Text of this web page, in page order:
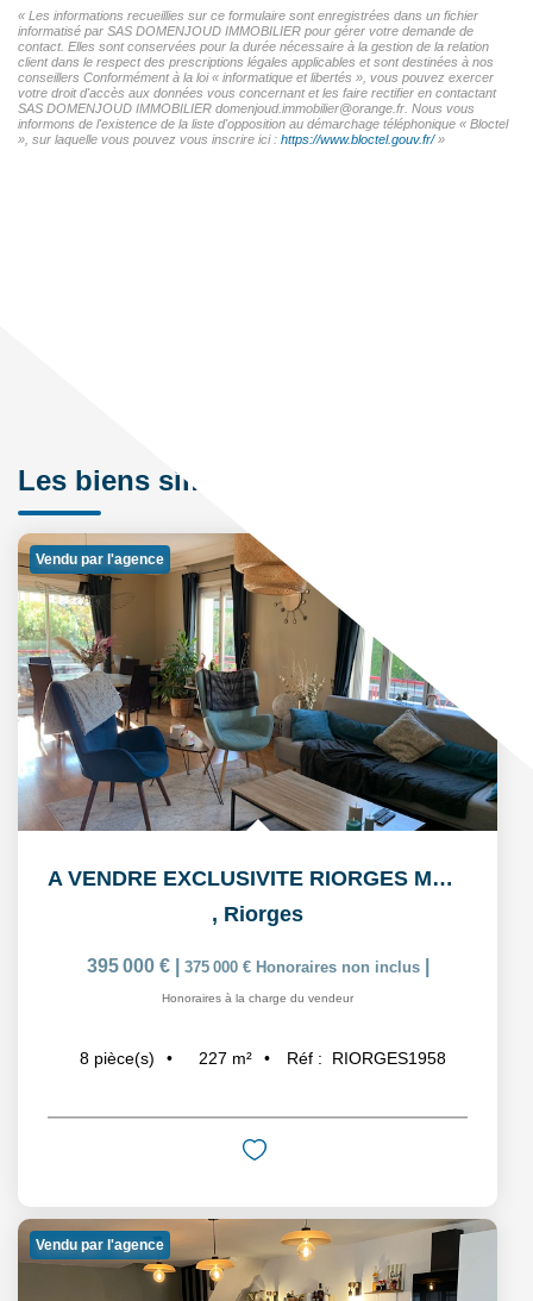
« Les informations recueillies sur ce formulaire sont enregistrées dans un fichier
informatisé par SAS DOMENJOUD IMMOBILIER pour gérer votre demande de
contact. Elles sont conservées pour la durée nécessaire à la gestion de la relation
client dans le respect des prescriptions légales applicables et sont destinées à nos
conseillers Conformément à la loi « informatique et libertés », vous pouvez exercer
votre droit d'accès aux données vous concernant et les faire rectifier en contactant
SAS DOMENJOUD IMMOBILIER domenjoud.immobilier@orange.fr. Nous vous
informons de l'existence de la liste d'opposition au démarchage téléphonique « Bloctel
», sur laquelle vous pouvez vous inscrire ici : https://www.bloctel.gouv.fr/»
Les biens similaires
Vendu par l'agence
A VENDRE EXCLUSIVITE RIORGES MAISON 4 CHAMBRES
, Riorges
395 000 € 375 000 € Honoraires non inclus
Honoraires à la charge du vendeur
8 pièce(s) 227 m² Réf : RIORGES1958
Vendu par l'agence